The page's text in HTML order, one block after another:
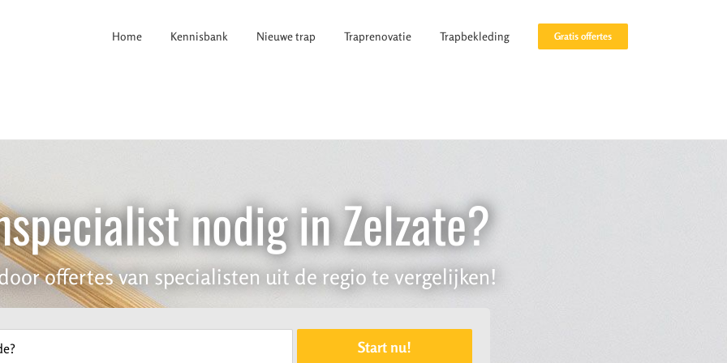
Home Kennisbank Nieuwe trap Traprenovatie Trapbekleding Gratis offertes
nodig in Zelzate?
offertes van specialisten uit de regio te vergelijken!
Start nu!